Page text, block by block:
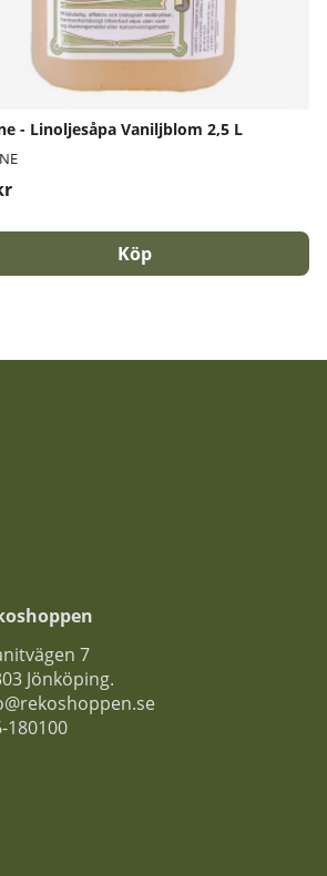
- Linoljesåpa Vaniljblom 2,5 L
Köp
7
Jönköping.
180100